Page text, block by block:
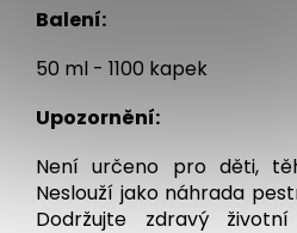
Balení:
50 ml - 1100 kapek
Upozornění:
Není určeno pro děti,
Neslouží jako náhrada
Dodržujte zdravý